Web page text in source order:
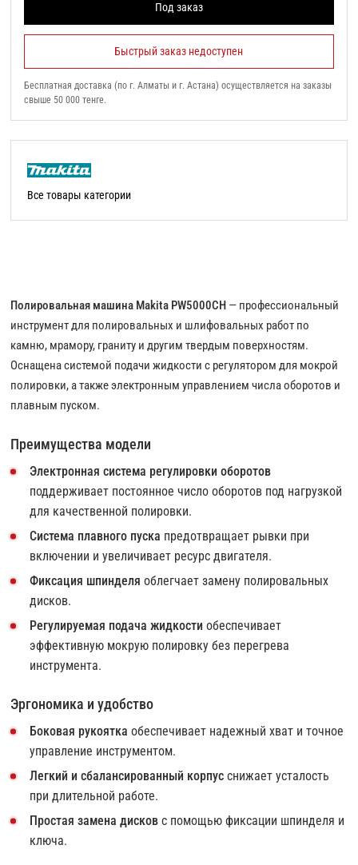
Полировальная машина Makita PW5000CH — профессиональный
инструмент для полировальных и шлифовальных работ по
камню, мрамору, граниту и другим твердым поверхностям.
Оснащена системой подачи жидкости с регулятором для мокрой
полировки, а также электронным управлением числа оборотов и
плавным пуском.
Преимущества модели
Электронная система регулировки оборотов
поддерживает постоянное число оборотов под нагрузкой
для качественной полировки.
Система плавного пуска предотвращает рывки при
включении и увеличивает ресурс двигателя.
Фиксация шпинделя облегчает замену полировальных
дисков.
Регулируемая подача жидкости обеспечивает
эффективную мокрую полировку без перегрева
инструмента.
Эргономика и удобство
Боковая рукоятка обеспечивает надежный хват и точное
управление инструментом.
Легкий и сбалансированный корпус снижает усталость
при длительной работе.
Простая замена дисков с помощью фиксации шпинделя и
ключа.
Под заказ
Быстрый заказ недоступен
Бесплатная доставка (по г. Алматы и г. Астана) осуществляется на заказы
свыше 50 000 тенге.
Все товары категории